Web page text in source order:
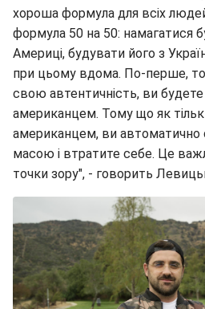
хороша формула для всіх людей
формула 50 на 50: намагатися
Америці, будувати його з
при цьому вдома. По-перше,
свою автентичність, ви
американцем. Тому що як
американцем, ви автоматично
масою і втратите себе. Це
точки зору", - говорить